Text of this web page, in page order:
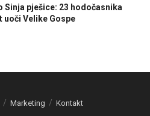
Sinja pješice: 23 hodočasnika
uoči Velike Gospe
Marketing Kontakt